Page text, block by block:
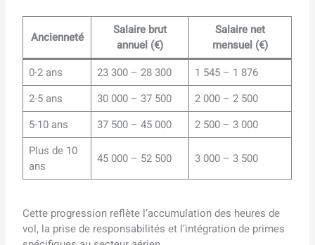
Ancienneté
Salaire brut
annuel (€)
Salaire net
mensuel (€)
0-2 ans
23 300 – 28 300
1 545 – 1 876
2-5 ans
30 000 – 37 500
2 000 – 2 500
5-10 ans
37 500 – 45 000
2 500 – 3 000
Plus de 10
ans
45 000 – 52 500 3 000 – 3 500
Cette progression reflète l’accumulation des heures de
vol, la prise de responsabilités et l’intégration de primes